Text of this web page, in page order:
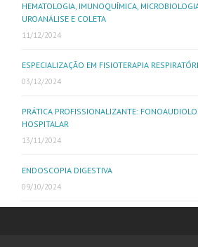
HEMATOLOGIA, IMUNOQUÍMICA,
UROANÁLISE E COLETA
11/12/2024
ESPECIALIZAÇÃO EM FISIOTERAPIA
03/12/2024
PRÁTICA PROFISSIONALIZANTE:
HOSPITALAR
13/11/2024
ENDOSCOPIA DIGESTIVA
09/10/2024